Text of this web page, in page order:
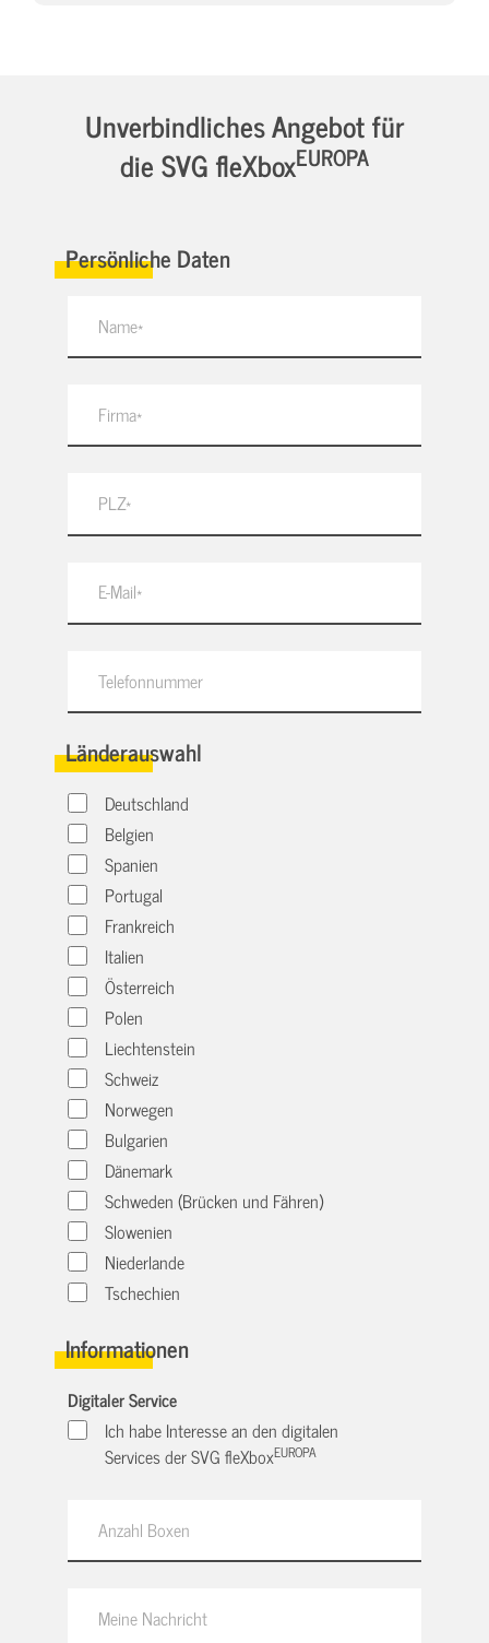
Unverbindliches Angebot für
die SVG fleXboxEUROPA
Persönliche Daten
Länderauswahl
Deutschland
Belgien
Spanien
Portugal
Frankreich
Italien
Österreich
Polen
Liechtenstein
Schweiz
Norwegen
Bulgarien
Dänemark
Schweden (Brücken und Fähren)
Slowenien
Niederlande
Tschechien
Informationen
Digitaler Service
Ich habe Interesse an den digitalen
Services der SVG fleXboxEUROPA